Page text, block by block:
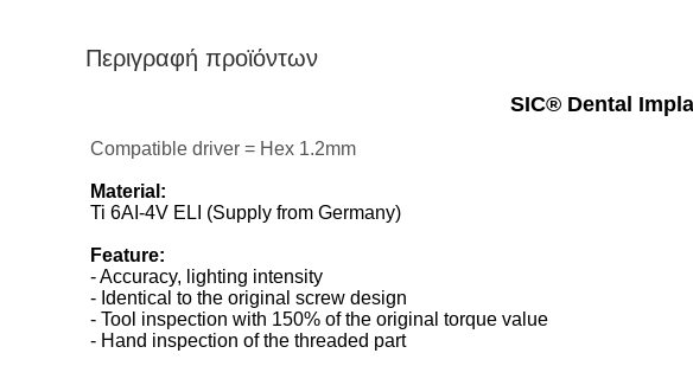
Περιγραφή προϊόντων
SIC® Dental
Compatible driver = Hex 1.2mm
Material:
Ti 6AI-4V ELI (Supply from Germany)
Feature:
- Accuracy, lighting intensity
- Identical to the original screw design
- Tool inspection with 150% of the original torque value
- Hand inspection of the threaded part